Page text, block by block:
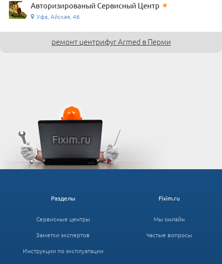
Авторизированый Сервисный Центр
Уфа, Айская, 46
ремонт центрифуг Armed в Перми
Fixim.ru
Мы онлайн
Частые вопросы
Разделы
Сервисные центры
Заметки экспертов
Инструкции по эксплуатации